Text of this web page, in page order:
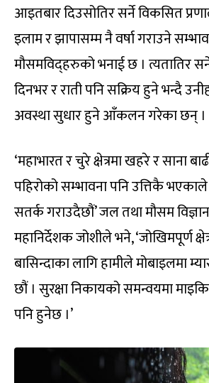
आइतबार दिउसोतिर सर्ने विकसित
इलाम र झापासम्म नै वर्षा गराउने
मौसमविद्हरुको भनाई छ । त्यतातिर
दिनभर र राती पनि सक्रिय हुने भन्दै
अवस्था सुधार हुने आँकलन गरेका छन् ।
‘महाभारत र चुरे क्षेत्रमा खहरे र साना
पहिरोको सम्भावना पनि उत्तिकै
सतर्क गराउदैछौं’ जल तथा मौसम
महानिर्देशक जोशीले भने, ‘जोखिमपूर्ण
बासिन्दाका लागि हामीले मोबाइलमा
छौं । सुरक्षा निकायको समन्वयमा
पनि हुनेछ ।’